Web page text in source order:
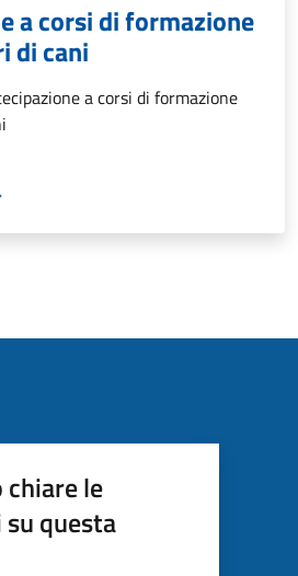
a corsi di formazione
di cani
a corsi di formazione
chiare le
questa